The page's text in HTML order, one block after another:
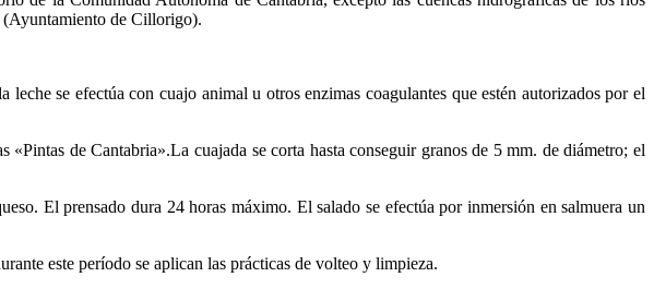
(Ayuntamiento de Cillorigo).
se efectúa con cuajo animal u otros enzimas coagulantes que estén autorizados por el
de Cantabria».La cuajada se corta hasta conseguir granos de 5 mm. de diámetro; el
El prensado dura 24 horas máximo. El salado se efectúa por inmersión en salmuera un
este período se aplican las prácticas de volteo y limpieza.